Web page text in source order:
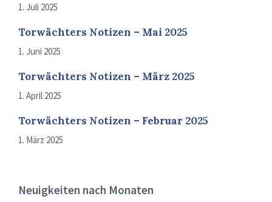
1. Juli 2025
Torwächters Notizen – Mai 2025
1. Juni 2025
Torwächters Notizen – März 2025
1. April 2025
Torwächters Notizen – Februar 2025
1. März 2025
Neuigkeiten nach Monaten